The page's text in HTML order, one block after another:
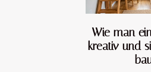
Wie man
kreativ und